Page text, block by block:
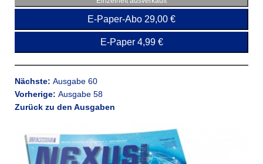
E-Paper-Abo 29,00 €
E-Paper 4,99 €
Nächste: Ausgabe 60
Vorherige: Ausgabe 58
Zurück zu den Ausgaben